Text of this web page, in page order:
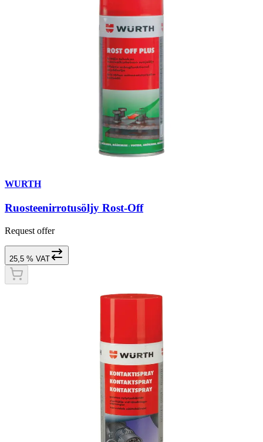
WURTH
Ruosteenirrotusöljy Rost-Off
Request offer
25,5 % VAT